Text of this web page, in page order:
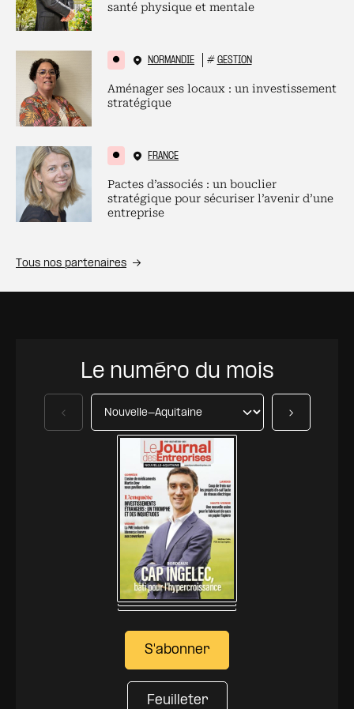
santé physique et mentale
NORMANDIE # GESTION
Aménager ses locaux : un investissement
stratégique
FRANCE
Pactes d’associés : un bouclier
stratégique pour sécuriser l’avenir d’une
entreprise
Tous nos partenaires
Le numéro du mois
S'abonner
Feuilleter
Précédent Suivant